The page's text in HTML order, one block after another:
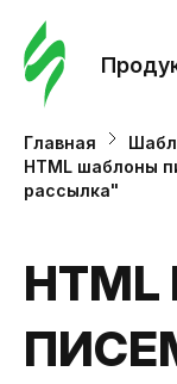
Главная
HTML шаблоны
рассылка"